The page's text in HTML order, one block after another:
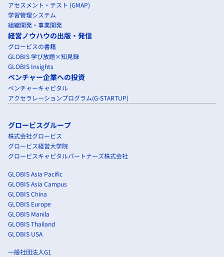
アセスメント・テスト (GMAP)
学習管理システム
組織開発・事業開発
経営ノウハウの出版・発信
グロービスの書籍
GLOBIS 学び放題×知見録
GLOBIS Insights
ベンチャー企業への投資
ベンチャーキャピタル
アクセラレーションプログラム(G-STARTUP)
グロービスグループ
株式会社グロービス
グロービス経営大学院
グロービスキャピタルパートナーズ株式会社
GLOBIS Asia Pacific
GLOBIS Asia Campus
GLOBIS China
GLOBIS Europe
GLOBIS Manila
GLOBIS Thailand
GLOBIS USA
一般社団法人G1